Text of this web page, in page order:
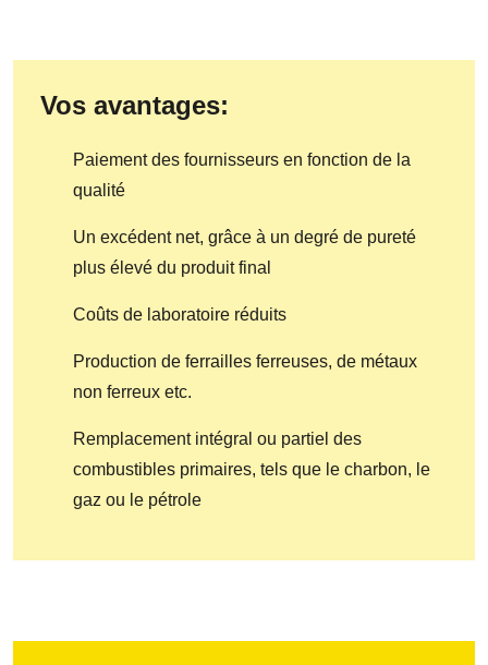
Vos avantages:
Paiement des fournisseurs en fonction de la
qualité
Un excédent net, grâce à un degré de pureté
plus élevé du produit final
Coûts de laboratoire réduits
Production de ferrailles ferreuses, de métaux
non ferreux etc.
Remplacement intégral ou partiel des
combustibles primaires, tels que le charbon, le
gaz ou le pétrole